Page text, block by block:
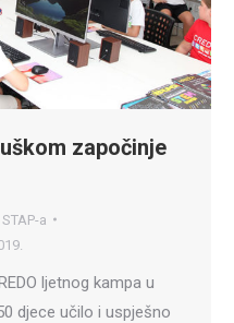
započinje
a
ljetnog kampa u
djece učilo i uspješno